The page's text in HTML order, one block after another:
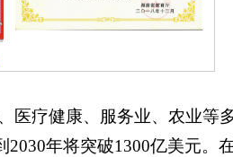
医疗健康、服务业、农业等
年将突破1300亿美元。